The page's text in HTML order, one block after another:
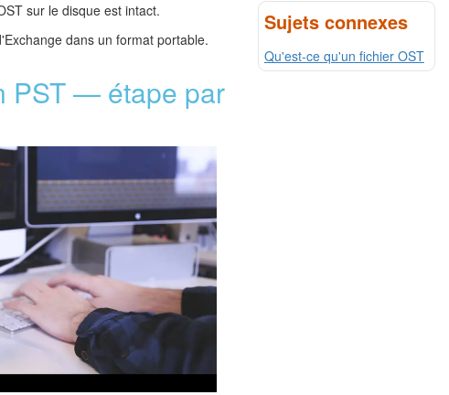
sur le disque est intact.
dans un format portable.
PST — étape par
Sujets connexes
Qu'est-ce qu'un fichier OST